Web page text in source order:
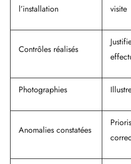
l’installation visite
Contrôles réalisés
Photographies
Anomalies constatées